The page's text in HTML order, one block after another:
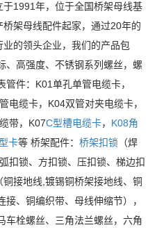
于1991年，位于全国桥架母线基
架母线配件起家，通过20年的
的领头企业，我们的产品包
、高强度、不锈钢系列螺丝，螺
件：K01单孔单管电缆卡，
电缆卡，K04双管对夹电缆卡，
带，K07C型槽电缆卡， K08角
卡等 桥架配件： 桥架扣锁 （焊
扣锁、方扣锁、压扣锁、梯边扣
接地线,镀锡铜桥架接地线、铜
、铜编织带、母线伸缩节），
车栓螺丝、三角法兰螺丝，六角